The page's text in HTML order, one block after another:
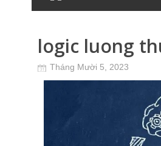
logic luong
Tháng Mười 5, 2023